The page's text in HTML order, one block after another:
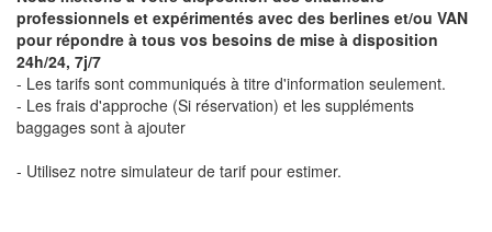
professionnels et expérimentés avec des berlines et/ou VAN
pour répondre à tous vos besoins de mise à disposition
24h/24, 7j/7
- Les tarifs sont communiqués à titre d'information seulement.
- Les frais d'approche (Si réservation) et les suppléments
baggages sont à ajouter
- Utilisez notre simulateur de tarif pour estimer.